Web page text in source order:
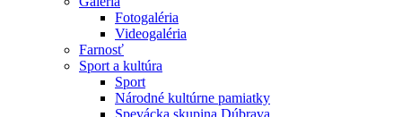
Fotogaléria
Videogaléria
Farnosť
Sport a kultúra
Sport
Národné kultúrne pamiatky
Spevácka skupina Dúbrava